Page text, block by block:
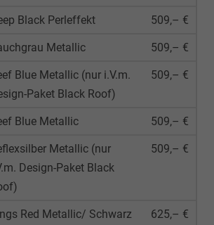
Black Perleffekt 509,– €
Metallic 509,– €
Blue Metallic (nur i.V.m.
Paket Black Roof)
509,– €
Blue Metallic 509,– €
Metallic (nur
Design-Paket Black
509,– €
Red Metallic/ Schwarz
625,– €